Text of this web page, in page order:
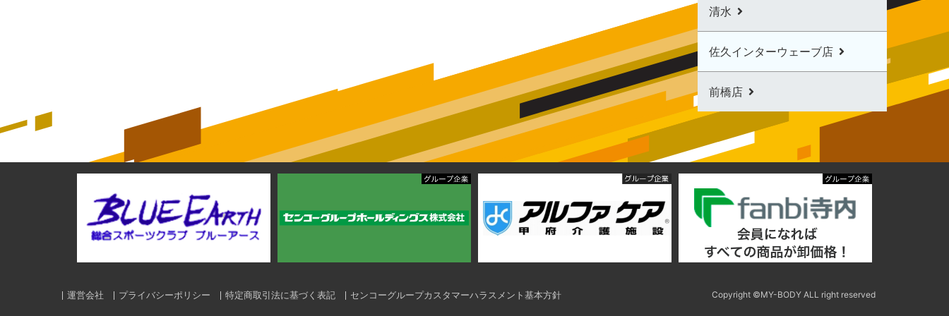
清水
佐久インターウェーブ店
前橋店
運営会社 プライバシーポリシー 特定商取引法に基づく表記 センコーグループカスタマーハラスメント基本方針 Copyright ©MY-BODY ALL right reserved